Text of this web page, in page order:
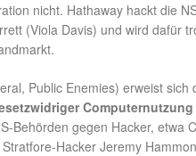
nicht. Hathaway hackt die
(Viola Davis) und wird dafür
Public Enemies) erweist
Computernutzung
Behörden gegen Hacker, etwa
Hacker Jeremy